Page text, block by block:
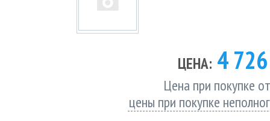
ЦЕНА: 4
Цена при покупке
цены при покупке